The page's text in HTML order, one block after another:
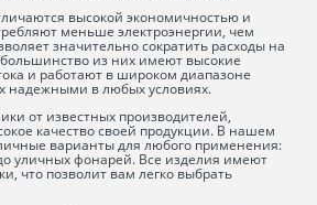
высокой экономичностью и
меньше электроэнергии, чем
значительно сократить расходы на
из них имеют высокие
и работают в широком диапазоне
надежными в любых условиях.
от известных производителей,
качество своей продукции. В нашем
варианты для любого применения:
уличных фонарей. Все изделия имеют
что позволит вам легко выбрать